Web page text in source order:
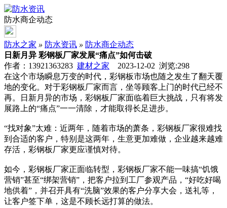
防水商企动态
防水之家 » 防水资讯 » 防水商企动态
日新月异 彩钢板厂家发展“痛点”如何击破
作者：13921363283 建材之家 2023-12-02 浏览:298
在这个市场瞬息万变的时代，彩钢板市场也随之发生了翻天覆
地的变化。对于彩钢板厂家而言，坐等顾客上门的时代已经不
再。日新月异的市场，彩钢板厂家面临着巨大挑战，只有将发
展路上的“痛点”一一清除，才能取得长足进步。
“找对象”太难：近两年，随着市场的萧条，彩钢板厂家很难找
到合适的客户，特别是这两年，生意更加难做，企业越来越难
存活，彩钢板厂家更应谨慎对待。
如今，彩钢板厂家正面临转型，彩钢板厂家不能一味搞“饥饿
营销”甚至“绑架营销”，把客户拉到工厂参观产品，“好吃好喝
地供着”，并召开具有“洗脑”效果的客户分享大会，送礼等，
让客户签下单，这是不顾长远打算的做法。